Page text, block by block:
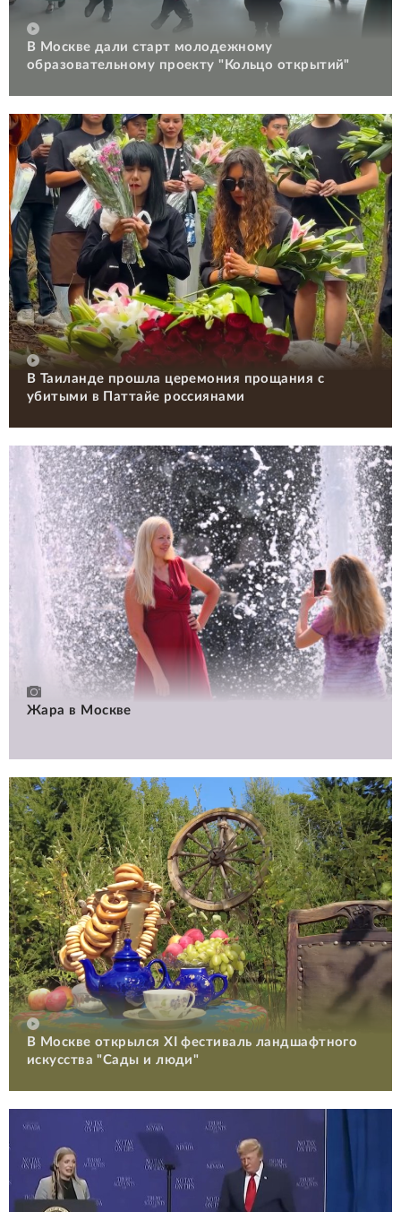
В Москве дали старт молодежному
образовательному проекту "Кольцо открытий"
В Таиланде прошла церемония прощания с
убитыми в Паттайе россиянами
Жара в Москве
В Москве открылся XI фестиваль ландшафтного
искусства "Сады и люди"